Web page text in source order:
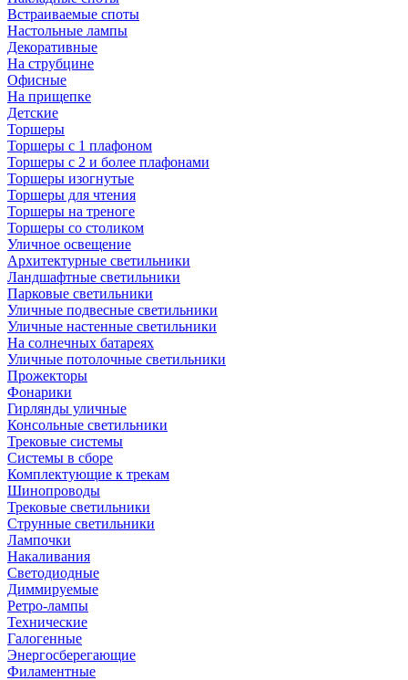
Встраиваемые споты
Настольные лампы
Декоративные
На струбцине
Офисные
На прищепке
Детские
Торшеры
Торшеры с 1 плафоном
Торшеры с 2 и более плафонами
Торшеры изогнутые
Торшеры для чтения
Торшеры на треноге
Торшеры со столиком
Уличное освещение
Архитектурные светильники
Ландшафтные светильники
Парковые светильники
Уличные подвесные светильники
Уличные настенные светильники
На солнечных батареях
Уличные потолочные светильники
Прожекторы
Фонарики
Гирлянды уличные
Консольные светильники
Трековые системы
Системы в сборе
Комплектующие к трекам
Шинопроводы
Трековые светильники
Струнные светильники
Лампочки
Накаливания
Светодиодные
Диммируемые
Ретро-лампы
Технические
Галогенные
Энергосберегающие
Филаментные